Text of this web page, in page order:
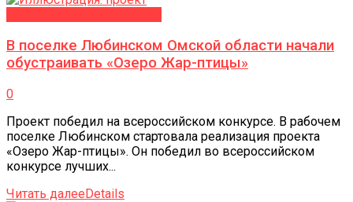
В поселке Любинском Омской области начали
обустраивать «Озеро Жар-птицы»
0
Проект победил на всероссийском конкурсе. В рабочем
поселке Любинском стартовала реализация проекта
«Озеро Жар-птицы». Он победил во всероссийском
конкурсе лучших...
Читать далееDetails